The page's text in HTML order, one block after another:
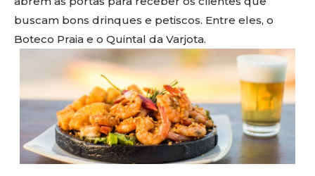
buscam bons drinques e petiscos. Entre eles, o
Boteco Praia e o Quintal da Varjota.